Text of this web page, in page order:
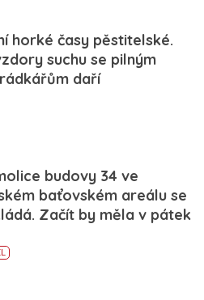
horké časy pěstitelské.
suchu se pilným
daří
budovy 34 ve
baťovském areálu se
Začít by měla v pátek